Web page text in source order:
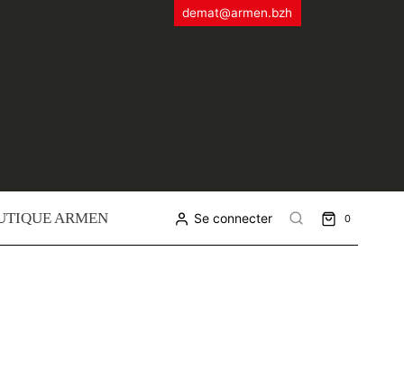
demat@armen.bzh
ARMEN Se connecter 0